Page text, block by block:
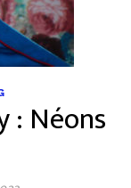
: Néons